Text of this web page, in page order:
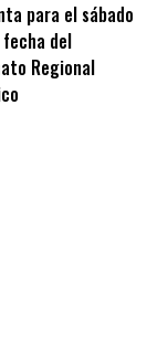
para el sábado
del
Regional